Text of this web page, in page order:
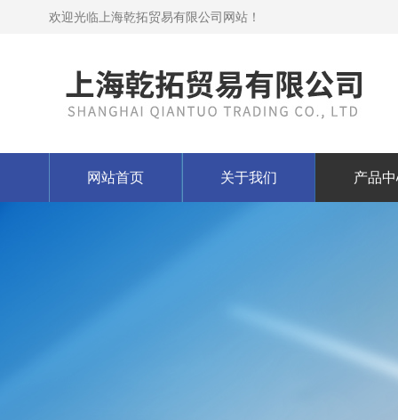
欢迎光临上海乾拓贸易有限公司网站！
网站首页 关于我们 产品